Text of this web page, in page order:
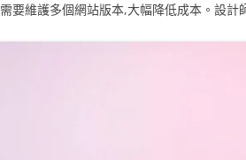
要維護多個網站版本,大幅降低成本。設